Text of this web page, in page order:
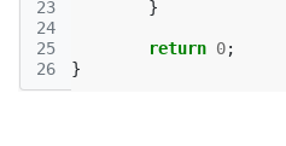
23
24
25
26
}
return 0;
}